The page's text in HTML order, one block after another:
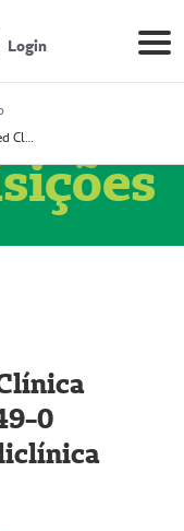
Login
Prestador: Vipmed Clínica Geral Ltda, 51004349-0 (Nome Fantasia: Policlínica Master)
0